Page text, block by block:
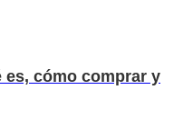
es, cómo comprar y